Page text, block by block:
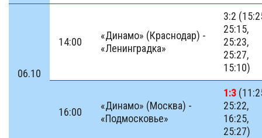
06.10
14:00
«Динамо» (Краснодар) -
«Ленинградка»
3:2
25:15,
25:23,
25:27,
15:10)
16:00
«Динамо» (Москва) -
«Подмосковье»
1:3
25:22,
16:25,
25:27)